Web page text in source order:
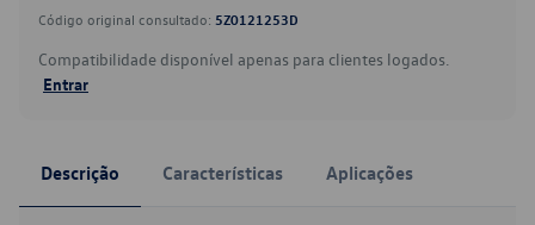
Código original consultado: 5Z0121253D
Compatibilidade disponível apenas para clientes logados.
Entrar
Descrição Características Aplicações